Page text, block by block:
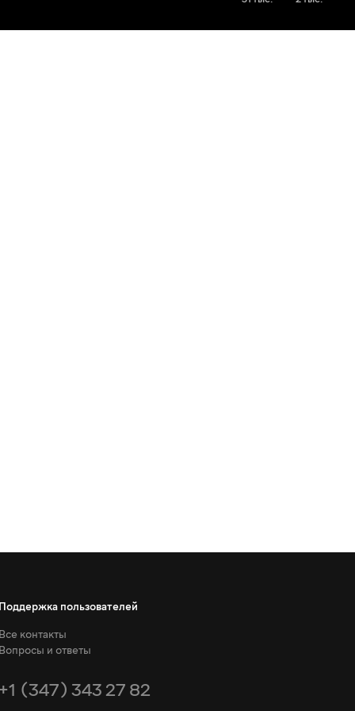
Поддержка пользователей
Все контакты
Вопросы и ответы
+1 (347) 343 27 82